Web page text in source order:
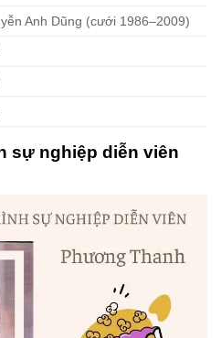
Anh Dũng (cưới 1986⁠–⁠2009)
sự nghiệp diễn viên